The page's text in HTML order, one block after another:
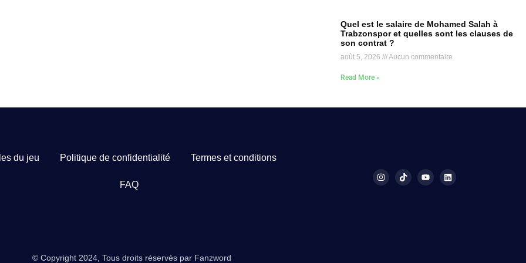
Quel est le salaire de Mohamed Salah à
Trabzonspor et quelles sont les clauses de
son contrat ?
août 5, 2026 Aucun commentaire
Read More »
du jeu Politique de confidentialité Termes et conditions
FAQ
© Copyright 2024, Tous droits réservés par Fanzword